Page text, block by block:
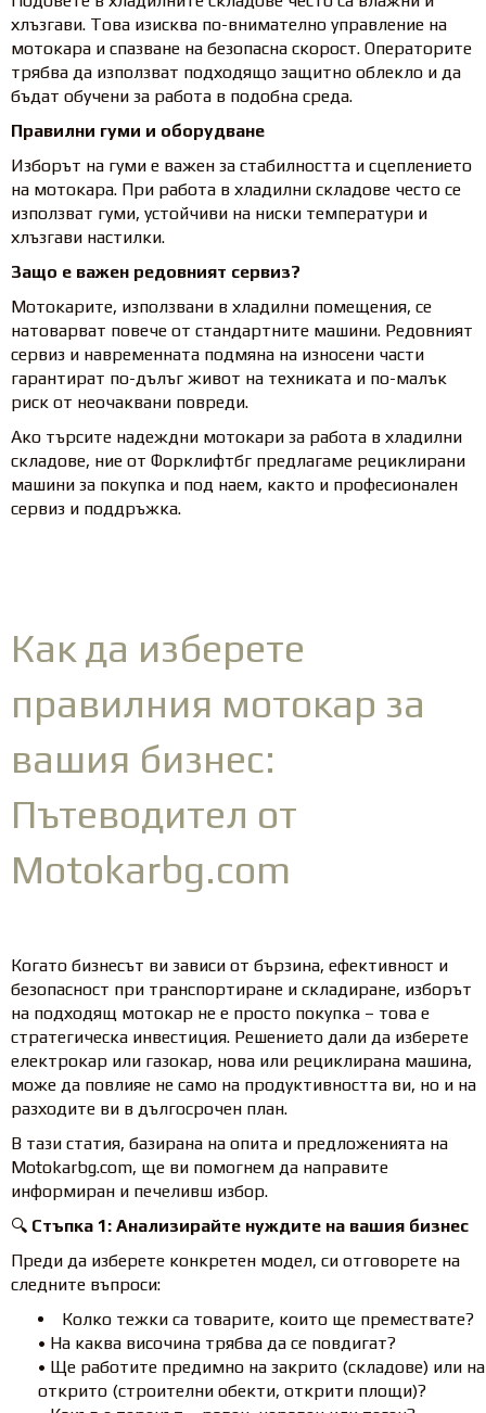
хлъзгави. Това изисква по-внимателно управление на
мотокара и спазване на безопасна скорост. Операторите
трябва да използват подходящо защитно облекло и да
бъдат обучени за работа в подобна среда.
Правилни гуми и оборудване
Изборът на гуми е важен за стабилността и сцеплението
на мотокара. При работа в хладилни складове често се
използват гуми, устойчиви на ниски температури и
хлъзгави настилки.
Защо е важен редовният сервиз?
Мотокарите, използвани в хладилни помещения, се
натоварват повече от стандартните машини. Редовният
сервиз и навременната подмяна на износени части
гарантират по-дълъг живот на техниката и по-малък
риск от неочаквани повреди.
Ако търсите надеждни мотокари за работа в хладилни
складове, ние от Форклифтбг предлагаме рециклирани
машини за покупка и под наем, както и професионален
сервиз и поддръжка.
Как да изберете
правилния мотокар за
вашия бизнес:
Пътеводител от
Motokarbg.com
Когато бизнесът ви зависи от бързина, ефективност и
безопасност при транспортиране и складиране, изборът
на подходящ мотокар не е просто покупка – това е
стратегическа инвестиция. Решението дали да изберете
електрокар или газокар, нова или рециклирана машина,
може да повлияе не само на продуктивността ви, но и на
разходите ви в дългосрочен план.
В тази статия, базирана на опита и предложенията на
Motokarbg.com, ще ви помогнем да направите
информиран и печеливш избор.
🔍 Стъпка 1: Анализирайте нуждите на вашия бизнес
Преди да изберете конкретен модел, си отговорете на
следните въпроси:
Колко тежки са товарите, които ще премествате?
• На каква височина трябва да се повдигат?
• Ще работите предимно на закрито (складове) или на
открито (строителни обекти, открити площи)?